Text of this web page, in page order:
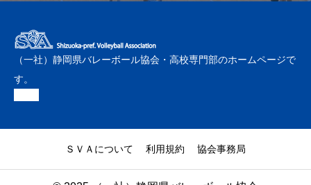
（一社）静岡県バレーボール協会・高校専門部のホームページで
す。
ＳＶＡについて 利用規約 協会事務局